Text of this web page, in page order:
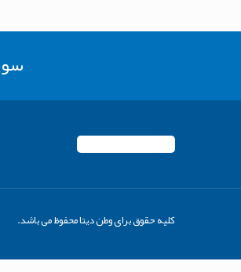
کلیه حقوق برای وطن دیتا محفوظ می باشد.